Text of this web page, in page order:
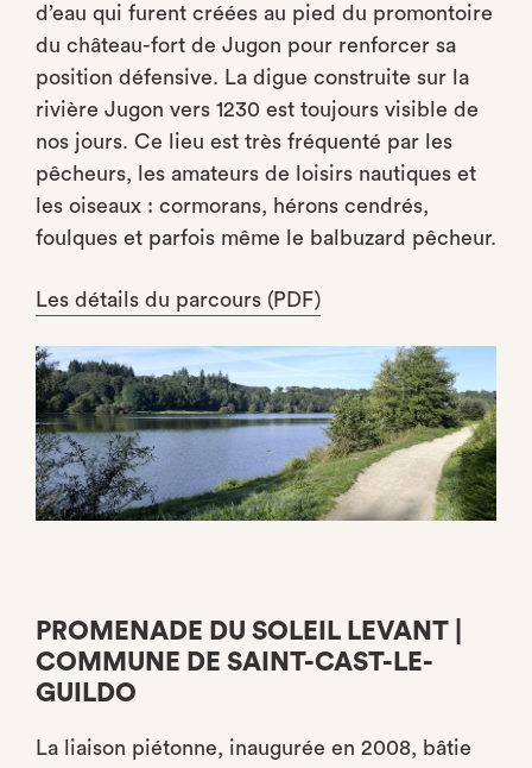
d’eau qui furent créées au pied du promontoire
du château-fort de Jugon pour renforcer sa
position défensive. La digue construite sur la
rivière Jugon vers 1230 est toujours visible de
nos jours. Ce lieu est très fréquenté par les
pêcheurs, les amateurs de loisirs nautiques et
les oiseaux : cormorans, hérons cendrés,
foulques et parfois même le balbuzard pêcheur.
Les détails du parcours (PDF)
PROMENADE DU SOLEIL LEVANT |
COMMUNE DE SAINT-CAST-LE-
GUILDO
La liaison piétonne, inaugurée en 2008, bâtie